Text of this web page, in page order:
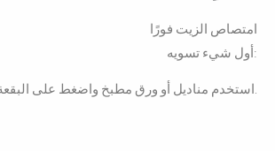
امتصاص الزيت فورًا
أول شيء تسويه:
استخدم مناديل أو ورق مطبخ واضغط على البقعة بلطف (بدون فرك).